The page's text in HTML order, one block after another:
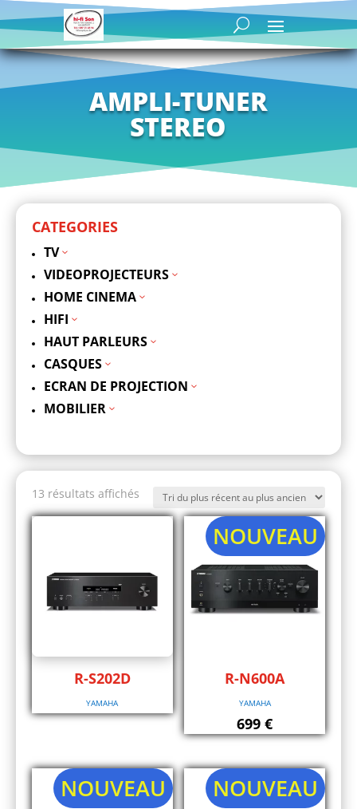
AMPLI-TUNER
STEREO
CATEGORIES
TV3
VIDEOPROJECTEURS 3
HOME CINEMA 3
HIFI 3
HAUT PARLEURS 3
CASQUES 3
ECRAN DE PROJECTION 3
MOBILIER 3
13 résultats affichés
plus
ancien
R-S202D
YAMAHA
NOUVEAU
R-N600A
YAMAHA
699€
NOUVEAU NOUVEAU